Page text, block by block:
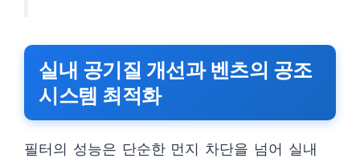
실내 공기질 개선과 벤츠의 공조
시스템 최적화
필터의 성능은 단순한 먼지 차단을 넘어 실내